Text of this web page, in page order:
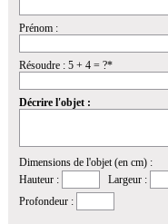
Prénom :
Résoudre : 5 + 4 = ?*
Décrire l'objet :
Dimensions de l'objet (en cm) :
Hauteur :
Largeur :
Profondeur :